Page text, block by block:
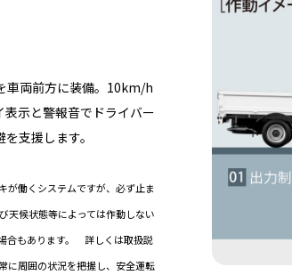
車両前方に装備。10km/h
示と警報音でドライバー
支援します。
働くシステムですが、必ず止ま
候状態等によっては作動しない
合もあります。 詳しくは取扱説
周囲の状況を把握し、安全運転